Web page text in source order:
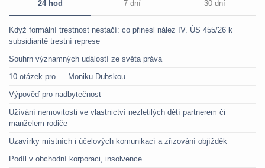
24 hod 7 dní 30 dní
Když formální trestnost nestačí: co přinesl nález IV. ÚS 455/26 k
subsidiaritě trestní represe
Souhrn významných událostí ze světa práva
10 otázek pro … Moniku Dubskou
Výpověď pro nadbytečnost
Užívání nemovitosti ve vlastnictví nezletilých dětí partnerem či
manželem rodiče
Uzavírky místních i účelových komunikací a zřizování objížděk
Podíl v obchodní korporaci, insolvence